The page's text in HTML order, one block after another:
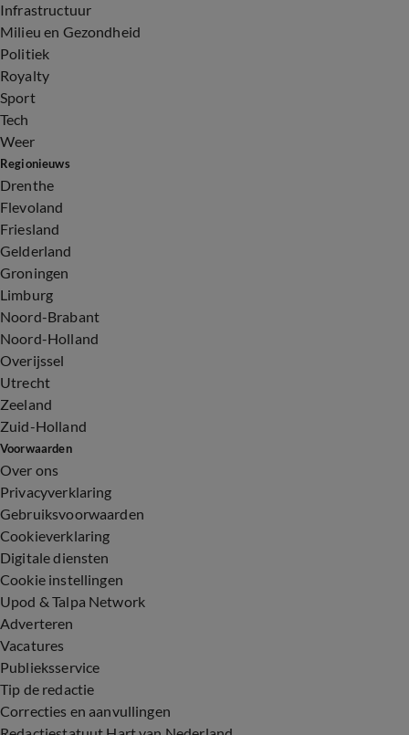
Infrastructuur
Milieu en Gezondheid
Politiek
Royalty
Sport
Tech
Weer
Regionieuws
Drenthe
Flevoland
Friesland
Gelderland
Groningen
Limburg
Noord-Brabant
Noord-Holland
Overijssel
Utrecht
Zeeland
Zuid-Holland
Voorwaarden
Over ons
Privacyverklaring
Gebruiksvoorwaarden
Cookieverklaring
Digitale diensten
Cookie instellingen
Upod & Talpa Network
Adverteren
Vacatures
Publieksservice
Tip de redactie
Correcties en aanvullingen